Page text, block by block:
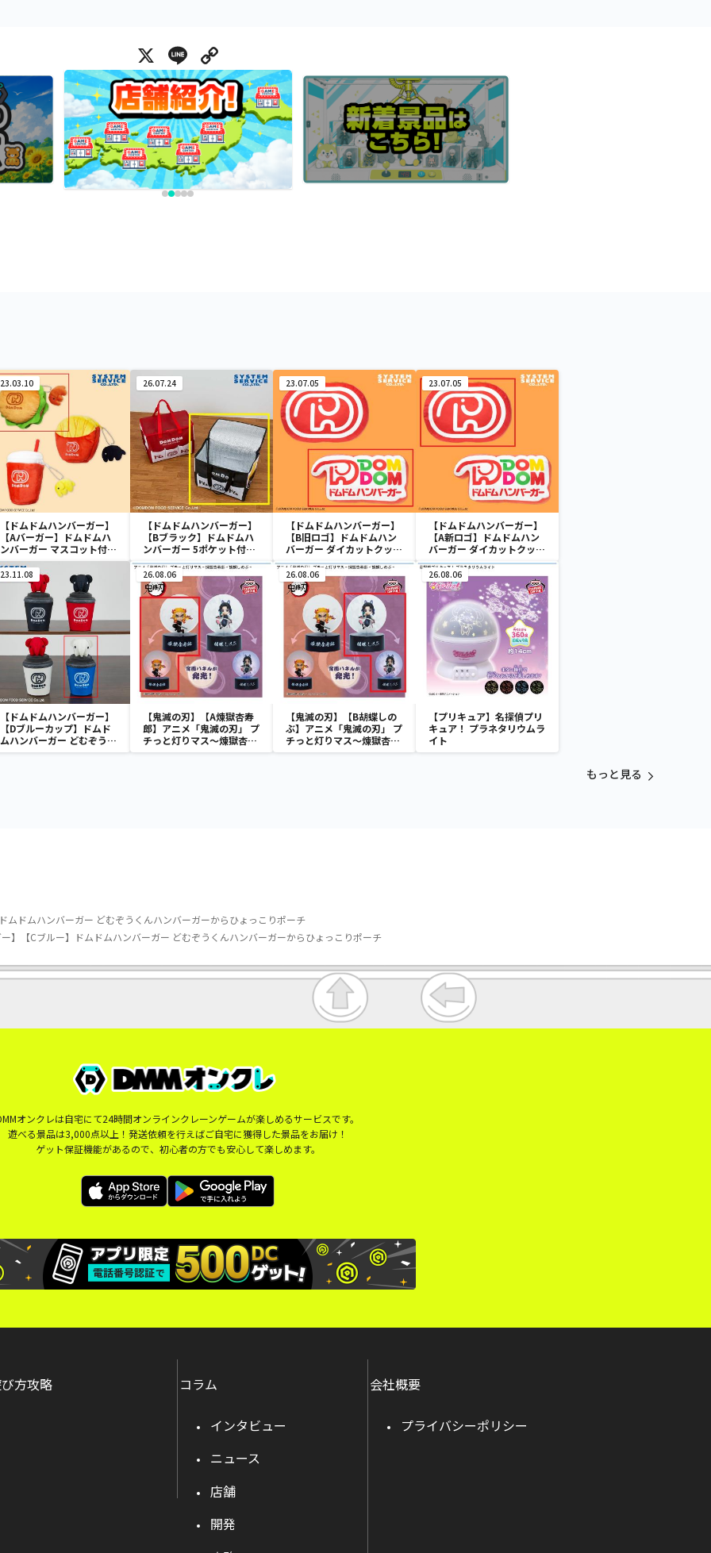
X Line
23.03.10
【ドムドムハンバーガー】
【Aバーガー】ドムドムハ
ンバーガー マスコット付き
ポーチ
26.07.24
【ドムドムハンバーガー】
【Bブラック】ドムドムハ
ンバーガー 5ポケット付き
保冷バッグ
23.07.05
【ドムドムハンバーガー】
【B旧ロゴ】ドムドムハン
バーガー ダイカットクッシ
ョン
23.07.05
【ドムドムハンバーガー】
【A新ロゴ】ドムドムハン
バーガー ダイカットクッシ
ョン
23.11.08
【ドムドムハンバーガー】
【Dブルーカップ】ドムド
ムハンバーガー どむぞうく
ん カップ型ポーチ
26.08.06
【鬼滅の刃】【A煉獄杏寿
郎】アニメ「鬼滅の刃」 プ
チっと灯りマス～煉獄杏寿
郎・胡蝶しのぶ～
26.08.06
【鬼滅の刃】【B胡蝶しの
ぶ】アニメ「鬼滅の刃」 プ
チっと灯りマス～煉獄杏寿
郎・胡蝶しのぶ～
26.08.06
【プリキュア】名探偵プリ
キュア！ プラネタリウムラ
イト
もっと見る
ムドムハンバーガー どむぞうくんハンバーガーからひょっこりポーチ
】【Cブルー】ドムドムハンバーガー どむぞうくんハンバーガーからひょっこりポーチ
オンクレは自宅にて24時間オンラインクレーンゲームが楽しめるサービスです。
遊べる景品は3,000点以上！発送依頼を行えばご自宅に獲得した景品をお届け！
ゲット保証機能があるので、初心者の方でも安心して楽しめます。
方攻略 コラム
インタビュー
ニュース
店舗
開発
会社概要
プライバシーポリシー